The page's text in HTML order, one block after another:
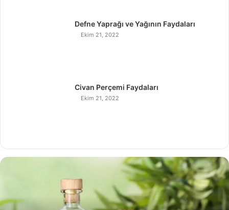
Defne Yaprağı ve Yağının Faydaları
Ekim 21, 2022
Civan Perçemi Faydaları
Ekim 21, 2022
H
i